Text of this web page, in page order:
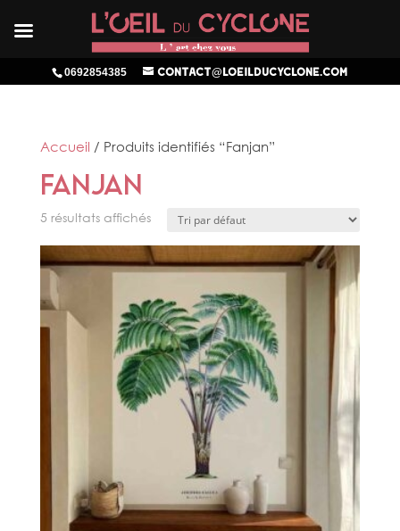
0692854385 contact@loeilducyclone.com
Accueil / Produits identifiés “Fanjan”
Fanjan
5 résultats affichés